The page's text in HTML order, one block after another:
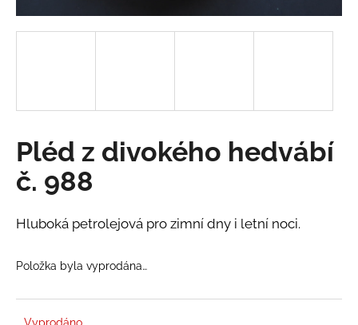
Pléd z divokého hedvábí
č. 988
Hluboká petrolejová pro zimní dny i letní noci.
Položka byla vyprodána…
Vyprodáno
a
o